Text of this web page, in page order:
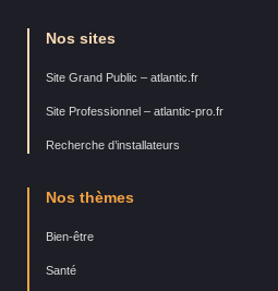
Nos sites
Site Grand Public – atlantic.fr
Site Professionnel – atlantic-pro.fr
Recherche d’installateurs
Nos thèmes
Bien-être
Santé